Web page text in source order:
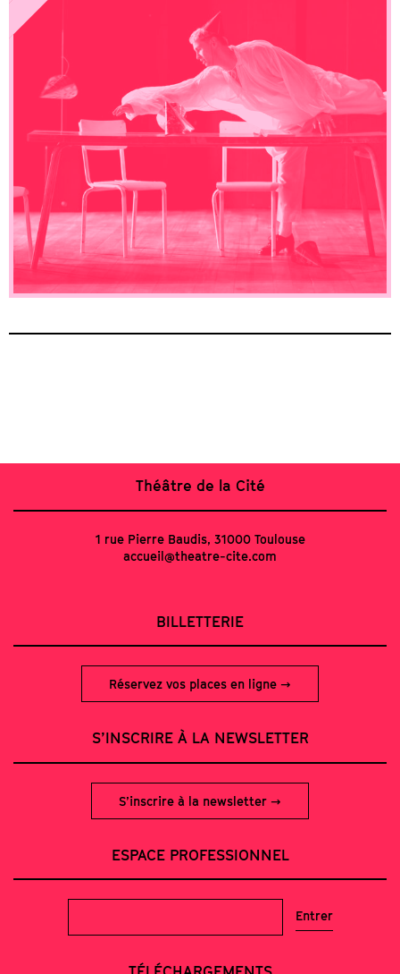
Théâtre de la Cité
1 rue Pierre Baudis, 31000 Toulouse
accueil@theatre-cite.com
BILLETTERIE
Réservez vos places en ligne
S’INSCRIRE À LA NEWSLETTER
S’inscrire à la newsletter
ESPACE PROFESSIONNEL